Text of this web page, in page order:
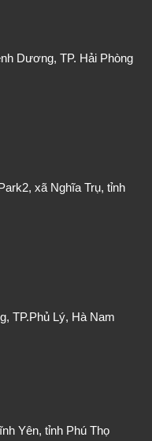
Dương, TP. Hải Phòng
xã Nghĩa Trụ, tỉnh
TP.Phủ Lý, Hà Nam
Yên, tỉnh Phú Thọ